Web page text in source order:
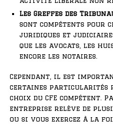
Les Greffes des
sont compétents pour
juridiques et
que les avocats, les
encore les notaires.
Cependant, il est
certaines particularités
choix du CFE compétent.
entreprise relève de
ou si vous exercez à la